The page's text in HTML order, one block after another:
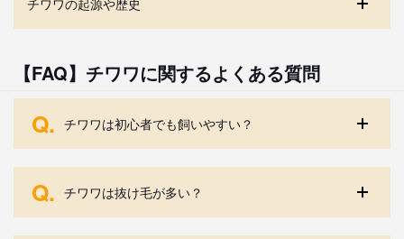
【FAQ】チワワに関するよくある質問
Q. チワワは初心者でも飼いやすい？
Q. チワワは抜け毛が多い？